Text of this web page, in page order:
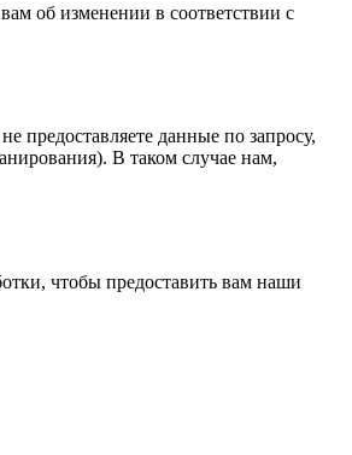
об изменении в соответствии с
предоставляете данные по запросу,
В таком случае нам,
чтобы предоставить вам наши